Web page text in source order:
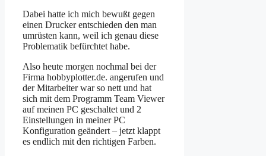
Dabei hatte ich mich bewußt gegen
einen Drucker entschieden den man
umrüsten kann, weil ich genau diese
Problematik befürchtet habe.
Also heute morgen nochmal bei der
Firma hobbyplotter.de. angerufen und
der Mitarbeiter war so nett und hat
sich mit dem Programm Team Viewer
auf meinen PC geschaltet und 2
Einstellungen in meiner PC
Konfiguration geändert – jetzt klappt
es endlich mit den richtigen Farben.